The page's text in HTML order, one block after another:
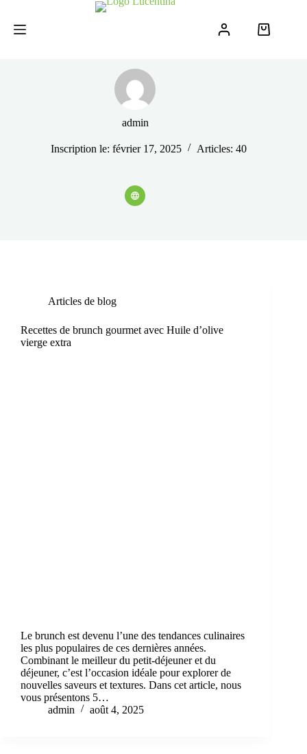
contenu
Panier
admin
Inscription le: février 17, 2025 Articles: 40
Articles de blog
Recettes de brunch gourmet avec Huile d’olive
vierge extra
Le brunch est devenu l’une des tendances culinaires
les plus populaires de ces dernières années.
Combinant le meilleur du petit-déjeuner et du
déjeuner, c’est l’occasion idéale pour explorer de
nouvelles saveurs et textures. Dans cet article, nous
vous présentons 5…
admin
août 4, 2025